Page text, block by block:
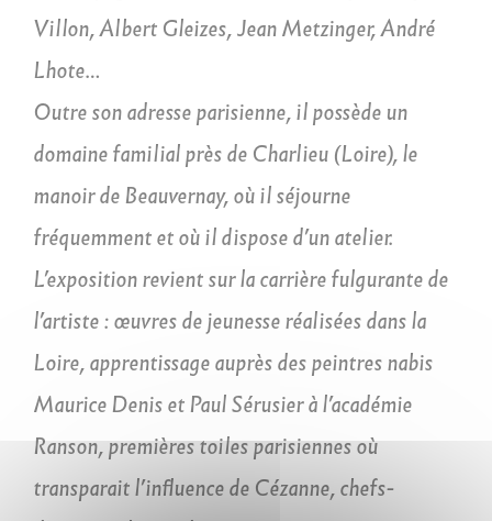
Villon, Albert Gleizes, Jean Metzinger, André
Lhote…
Outre son adresse parisienne, il possède un
domaine familial près de Charlieu (Loire), le
manoir de Beauvernay, où il séjourne
fréquemment et où il dispose d’un atelier.
L’exposition revient sur la carrière fulgurante de
l’artiste : œuvres de jeunesse réalisées dans la
Loire, apprentissage auprès des peintres nabis
Maurice Denis et Paul Sérusier à l’académie
Ranson, premières toiles parisiennes où
transparait l’influence de Cézanne, chefs-